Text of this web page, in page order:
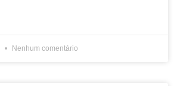
Nenhum comentário